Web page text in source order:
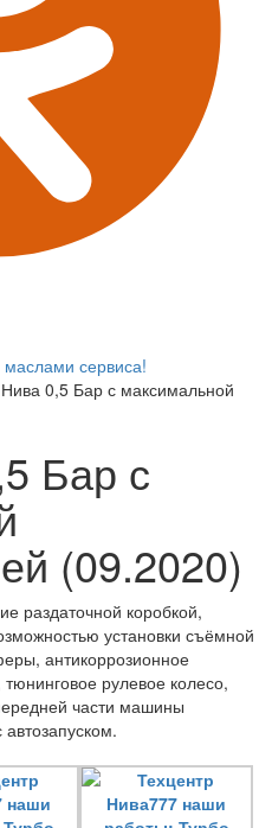
сервиса!
0,5 Бар с максимальной
Бар с
(09.2020)
раздаточной коробкой,
установки съёмной
антикоррозионное
рулевое колесо,
части машины